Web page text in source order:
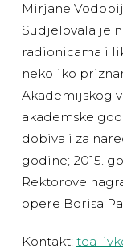
Mirjane
Sudjelovala je
radionicama i
nekoliko
Akademijskog
akademske
dobiva i za
godine; 2015.
Rektorove
opere Borisa
Kontakt: